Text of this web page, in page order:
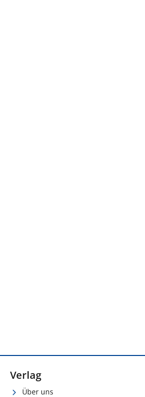
Verlag
Über uns